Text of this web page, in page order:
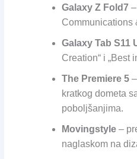
Galaxy Z Fold7–
Communications
Galaxy Tab S11
Creation“ i „Best
The Premiere 5–
kratkog dometa
poboljšanjima.
Movingstyle–
naglaskom na